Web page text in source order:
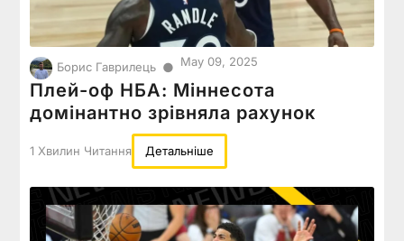
Борис Гаврилець ● May 09, 2025
Плей-оф НБА: Міннесота
домінантно зрівняла рахунок
1 Хвилин Читання Детальніше